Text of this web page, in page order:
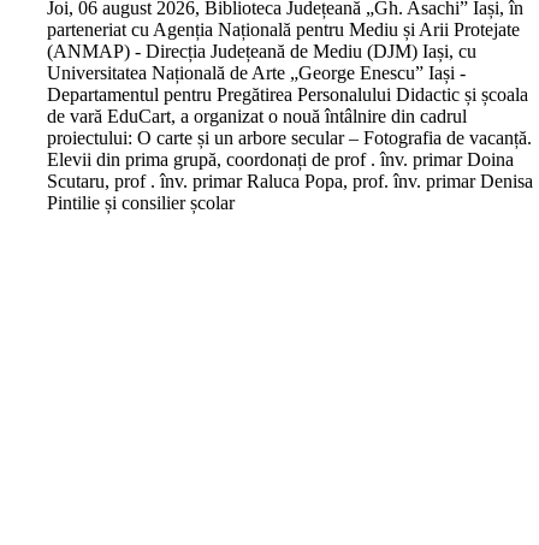
Joi, 06 august 2026, Biblioteca Județeană „Gh. Asachi” Iași, în
parteneriat cu Agenția Națională pentru Mediu și Arii Protejate
(ANMAP) - Direcția Județeană de Mediu (DJM) Iași, cu
Universitatea Națională de Arte „George Enescu” Iași -
Departamentul pentru Pregătirea Personalului Didactic și școala
de vară EduCart, a organizat o nouă întâlnire din cadrul
proiectului: O carte și un arbore secular – Fotografia de vacanță.
Elevii din prima grupă, coordonați de prof . înv. primar Doina
Scutaru, prof . înv. primar Raluca Popa, prof. înv. primar Denisa
Pintilie și consilier școlar